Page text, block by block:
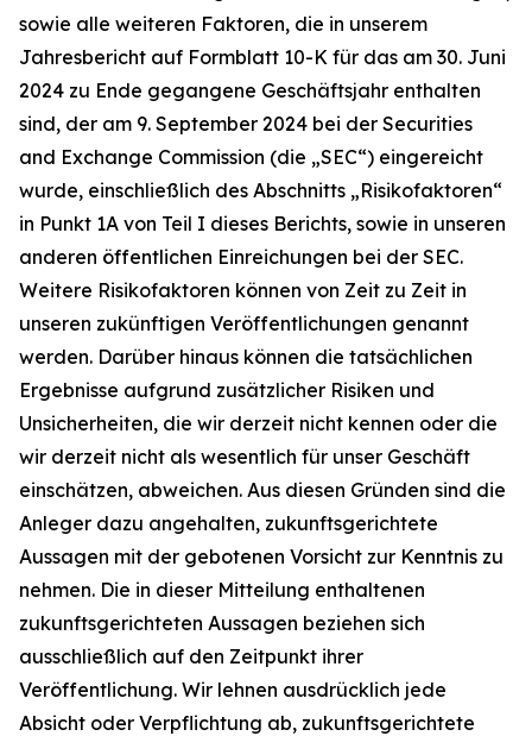
sowie alle weiteren Faktoren, die in unserem
Jahresbericht auf Formblatt 10-K für das am 30. Juni
2024 zu Ende gegangene Geschäftsjahr enthalten
sind, der am 9. September 2024 bei der Securities
and Exchange Commission (die „SEC“) eingereicht
wurde, einschließlich des Abschnitts „Risikofaktoren“
in Punkt 1A von Teil I dieses Berichts, sowie in unseren
anderen öffentlichen Einreichungen bei der SEC.
Weitere Risikofaktoren können von Zeit zu Zeit in
unseren zukünftigen Veröffentlichungen genannt
werden. Darüber hinaus können die tatsächlichen
Ergebnisse aufgrund zusätzlicher Risiken und
Unsicherheiten, die wir derzeit nicht kennen oder die
wir derzeit nicht als wesentlich für unser Geschäft
einschätzen, abweichen. Aus diesen Gründen sind die
Anleger dazu angehalten, zukunftsgerichtete
Aussagen mit der gebotenen Vorsicht zur Kenntnis zu
nehmen. Die in dieser Mitteilung enthaltenen
zukunftsgerichteten Aussagen beziehen sich
ausschließlich auf den Zeitpunkt ihrer
Veröffentlichung. Wir lehnen ausdrücklich jede
Absicht oder Verpflichtung ab, zukunftsgerichtete